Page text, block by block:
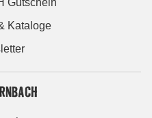
Gutschein
Kataloge